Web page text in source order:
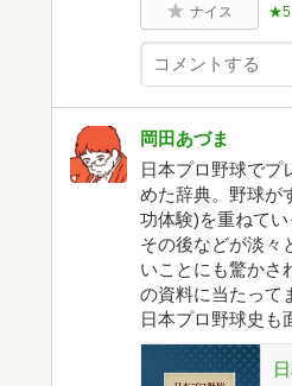
ナイス ★5
岡田あづま
日本プロ野球でプ
めた辞典。野球が
功体験)を重ねて
その後などが淡々
いことにも驚かさ
の資料に当たって
日本プロ野球史も